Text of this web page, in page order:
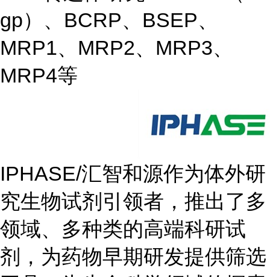
gp）、BCRP、BSEP、
MRP1、MRP2、MRP3、
MRP4等
IPHASE/汇智和源作为体外研
究生物试剂引领者，推出了多
领域、多种类的高端科研试
剂，为药物早期研发提供筛选